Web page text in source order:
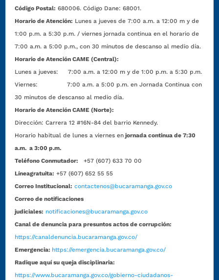
Código Postal: 680006. Código Dane: 68001.
Horario de Atención: Lunes a jueves de 7:00 a.m. a 12:00 m y de
1:00 p.m. a 5:30 p.m. / viernes jornada continua en el horario de
7:00 a.m. a 5:00 p.m., con 30 minutos de descanso al medio día.
Horario de Atención CAME (Central):
Lunes a jueves: 7:00 a.m. a 12:00 m y de 1:00 p.m. a 5:30 p.m.
Viernes: 7:00 a.m. a 5:00 p.m. en Jornada Continua con
30 minutos de descanso al medio día.
Horario de Atención CAME (Norte):
Dirección:Carrera 12 #16N-84 del barrio Kennedy.
Horario habitual de lunes a viernes en jornada continua de 7:30
a.m. a 3:00 p.m.
Teléfono Conmutador:
+57 (607) 633 70 00
Líneagratuita: +57 (607) 652 55 55
Correo Institucional: contactenos@bucaramanga.gov.co
Correo de notificaciones
judiciales: notificaciones@bucaramanga.gov.co
Canal de denuncia para presuntos actos de corrupción:
https://canaldenuncia.bucaramanga.gov.co/
Emergencia: https://emergencia.bucaramanga.gov.co/
Radique aquí su queja disciplinaria:
https://www.bucaramanga.gov.co/gobierno-ciudadanos-